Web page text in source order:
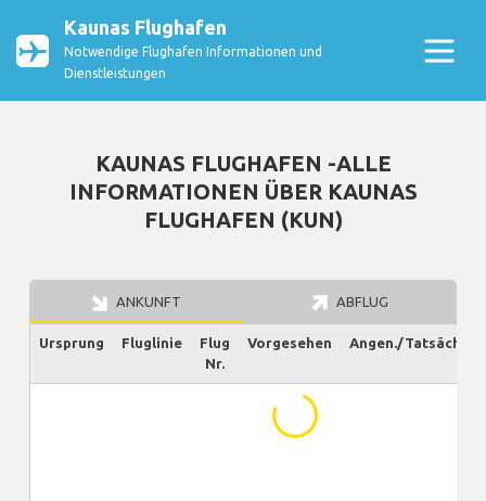
Kaunas Flughafen
Notwendige Flughafen Informationen und
Dienstleistungen
KAUNAS FLUGHAFEN -ALLE
INFORMATIONEN ÜBER KAUNAS
FLUGHAFEN (KUN)
ANKUNFT ABFLUG
Ursprung Fluglinie
Flug
Nr.
Vorgesehen Angen./Tatsächlich